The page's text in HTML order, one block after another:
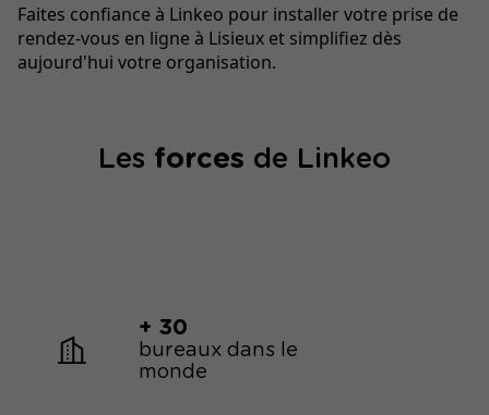
Faites confiance à Linkeo pour installer votre prise de
rendez-vous en ligne à Lisieux et simplifiez dès
aujourd'hui votre organisation.
Les forces de Linkeo
+ 30
bureaux dans le
monde